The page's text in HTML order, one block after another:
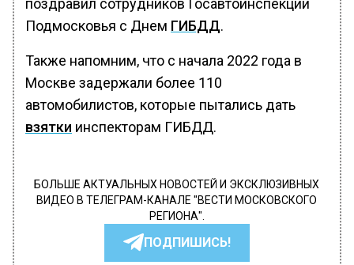
поздравил сотрудников Госавтоинспекции
Подмосковья с Днем ГИБДД.
Также напомним, что с начала 2022 года в
Москве задержали более 110
автомобилистов, которые пытались дать
взятки инспекторам ГИБДД.
БОЛЬШЕ АКТУАЛЬНЫХ НОВОСТЕЙ И ЭКСКЛЮЗИВНЫХ
ВИДЕО В ТЕЛЕГРАМ-КАНАЛЕ "ВЕСТИ МОСКОВСКОГО
РЕГИОНА".
ПОДПИШИСЬ!